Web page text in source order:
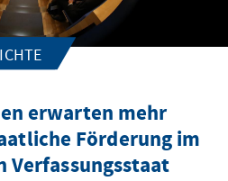
erwarten mehr
Förderung im